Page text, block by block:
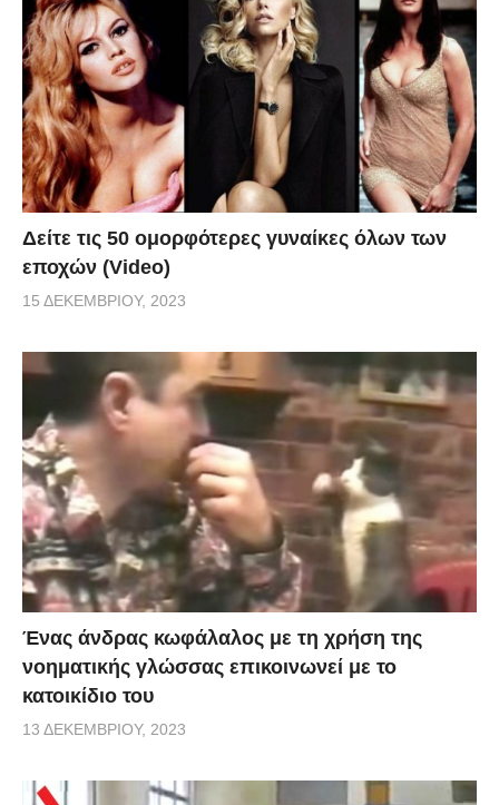
Δείτε τις 50 ομορφότερες γυναίκες όλων των
εποχών (Video)
15 ΔΕΚΕΜΒΡΊΟΥ, 2023
Ένας άνδρας κωφάλαλος με τη χρήση της
νοηματικής γλώσσας επικοινωνεί με το
κατοικίδιο του
13 ΔΕΚΕΜΒΡΊΟΥ, 2023